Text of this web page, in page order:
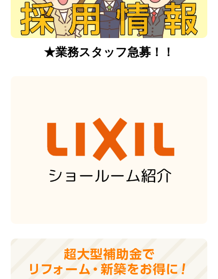
★業務スタッフ急募！！